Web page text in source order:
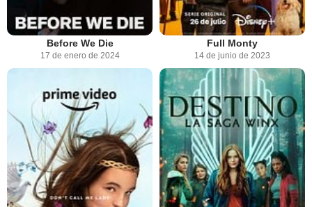
Before We Die
17 de enero de 2024
Full Monty
14 de junio de 2023